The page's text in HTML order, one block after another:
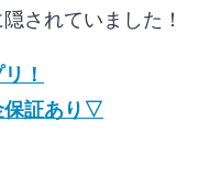
されていました！
！
保証あり▽